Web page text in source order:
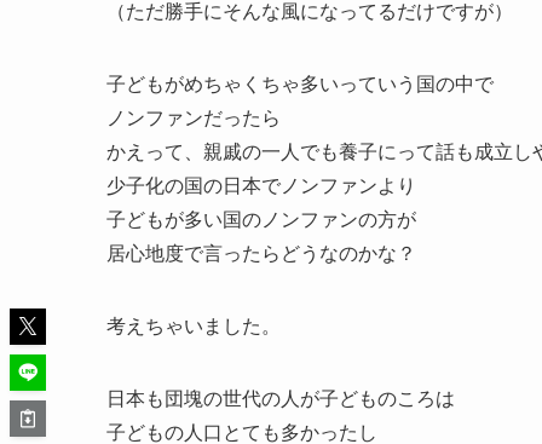
（ただ勝手にそんな風になってるだけですが）
子どもがめちゃくちゃ多いっていう国の中で
ノンファンだったら
かえって、親戚の一人でも養子にって話も成立し
少子化の国の日本でノンファンより
子どもが多い国のノンファンの方が
居心地度で言ったらどうなのかな？
考えちゃいました。
日本も団塊の世代の人が子どものころは
子どもの人口とても多かったし